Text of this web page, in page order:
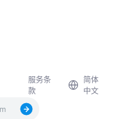
服务条
款
简体
中文